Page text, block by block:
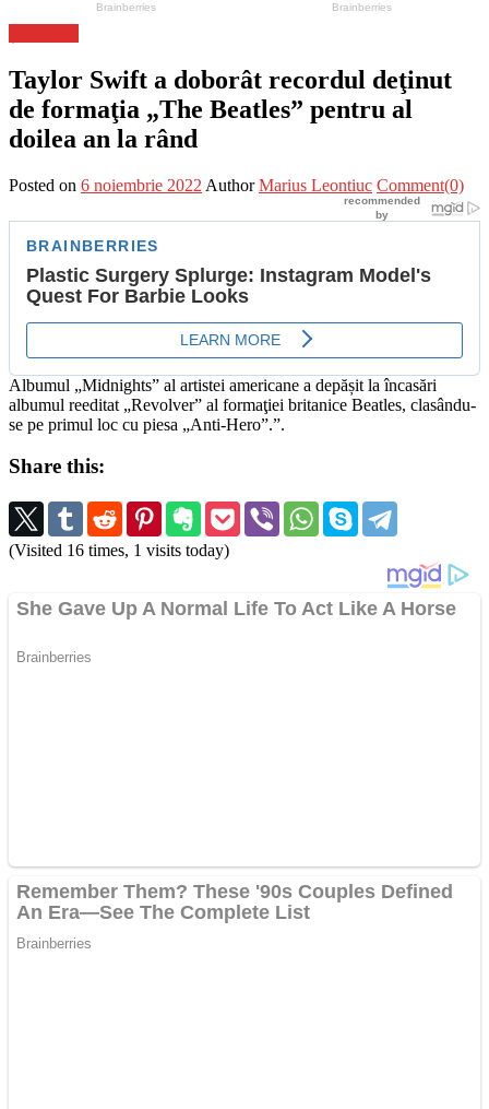
Taylor Swift a doborât recordul deţinut
de formaţia „The Beatles” pentru al
doilea an la rând
Posted on 6 noiembrie 2022 Author Marius Leontiuc Comment(0)
Albumul „Midnights” al artistei americane a depășit la încasări
albumul reeditat „Revolver” al formaţiei britanice Beatles, clasându-
se pe primul loc cu piesa „Anti-Hero”.”.
Share this:
(Visited 16 times, 1 visits today)